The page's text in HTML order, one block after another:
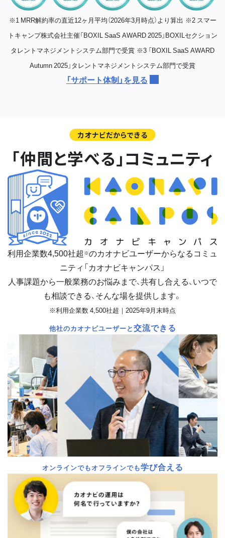
※1 MRR解約率の直近12ヶ月平均（2026年3月時点）より算出 ※2 スマー
トキャンプ株式会社主催「BOXIL SaaS AWARD 2025」BOXILセクション
タレントマネジメントシステム部門で受賞 ※3 「BOXIL SaaS AWARD
Autumn 2025」タレントマネジメントシステム部門で受賞
「サポート体制」を見る
カオナビだからできる
「仲間と学べる」コミュニティ
利用企業数4,500社超 ※のカオナビユーザーからなるコミュ
ニティ「カオナビキャンパス」
人事課題から一般業務のお悩みまで、共有し合える、いつで
も相談できる、そんな場を提供します。
※利用企業数 4,500社超｜2025年9月末時点
他社のカオナビユーザーと交流できる
オンラインでもオフラインでも学び合える